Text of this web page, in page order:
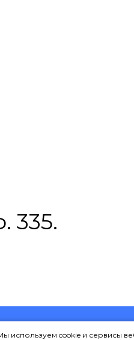
335.
используем cookie и сервисы